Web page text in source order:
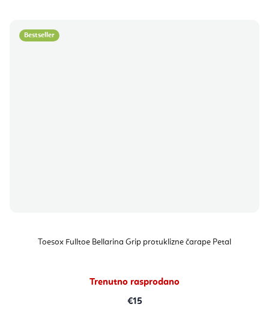
Bestseller
Toesox Fulltoe Bellarina Grip protuklizne čarape Petal
Trenutno rasprodano
€15